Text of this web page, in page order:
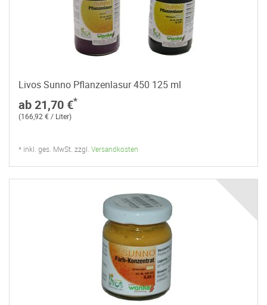
Livos Sunno Pflanzenlasur 450 125 ml
ab 21,70 €*
(166,92 € / Liter)
* inkl. ges. MwSt. zzgl. Versandkosten